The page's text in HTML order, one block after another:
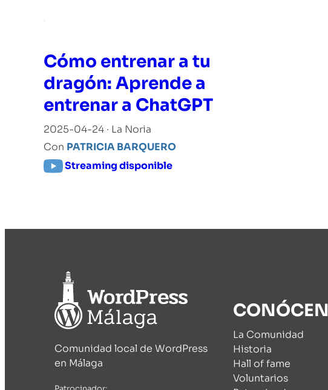
Cómo entrenar a tu
dragón: Aprende a
entrenar a ChatGPT
2025-04-24 · La Noria
Con PATRICIA BARQUERO
Streaming disponible
Comunidad local de WordPress
en Málaga
La Comunidad
Historia
Hall of fame
Voluntarios